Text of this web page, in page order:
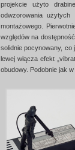
projekcie użyto
odwzorowania użytych
montażowego.
względów na
solidnie pocynowany, co
lewej włącza efekt
obudowy. Podobnie jak